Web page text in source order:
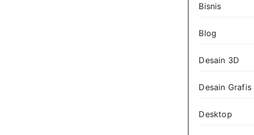
Bisnis
Blog
Desain 3D
Desain Grafis
Desktop